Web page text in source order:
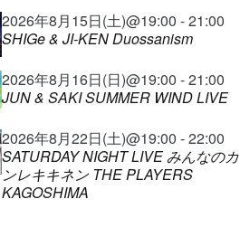
2026年8月15日(土)@19:00 - 21:00
SHIGe & JI-KEN Duossanism
2026年8月16日(日)@19:00 - 21:00
JUN & SAKI SUMMER WIND LIVE
2026年8月22日(土)@19:00 - 22:00
SATURDAY NIGHT LIVE みんなのカ
ンレキキネン THE PLAYERS
KAGOSHIMA